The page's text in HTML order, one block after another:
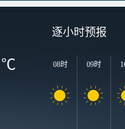
℃
逐小时预报
08时 09时